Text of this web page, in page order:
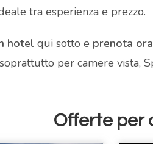
tra esperienza e prezzo.
hotel qui sotto e prenota ora
per camere vista,
Offerte per